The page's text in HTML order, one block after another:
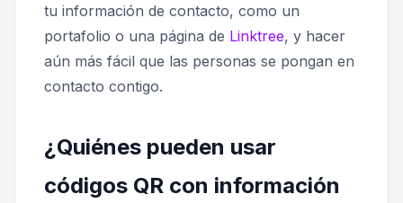
tu información de contacto, como un
portafolio o una página de Linktree, y hacer
aún más fácil que las personas se pongan en
contacto contigo.
¿Quiénes pueden usar
códigos QR con información